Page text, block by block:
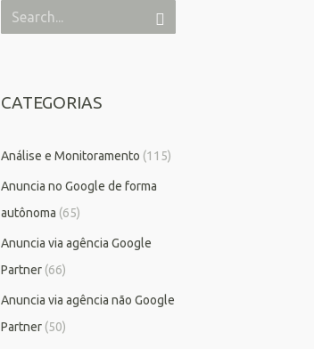
CATEGORIAS
Análise e Monitoramento (115)
Anuncia no Google de forma
autônoma (65)
Anuncia via agência Google
Partner(66)
Anuncia via agência não Google
Partner(50)